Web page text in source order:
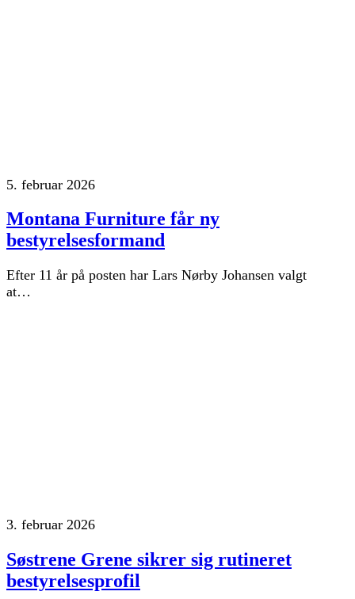
5. februar 2026
Montana Furniture får ny
bestyrelsesformand
Efter 11 år på posten har Lars Nørby Johansen valgt
at…
3. februar 2026
Søstrene Grene sikrer sig rutineret
bestyrelsesprofil